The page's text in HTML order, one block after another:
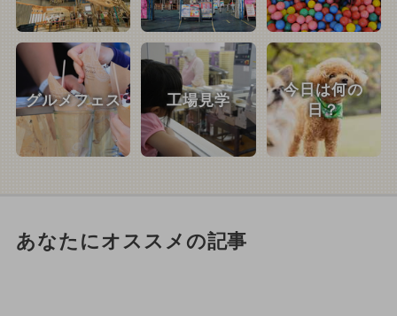
グルメフェス 工場見学
今日は何の
日？
あなたにオススメの記事